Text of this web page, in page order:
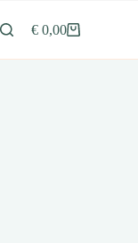
naar
de
Winkelwagen
€ 0,00